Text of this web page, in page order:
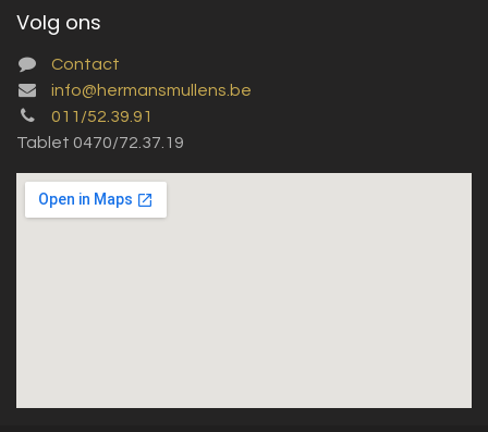
Volg ons
Contact
info@hermansmullens.be
011/52.39.91
Tablet 0470/72.37.19